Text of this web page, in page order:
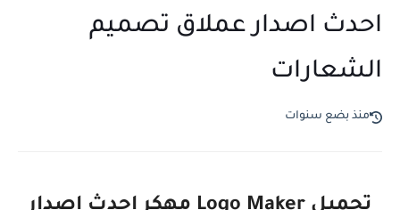
احدث اصدار عملاق تصميم
الشعارات
منذ بضع سنوات